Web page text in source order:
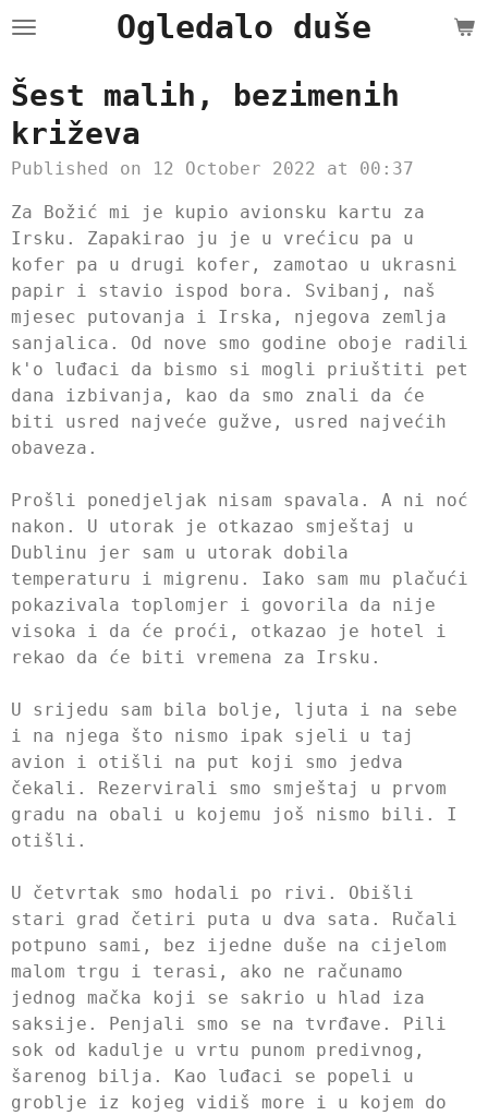
Skip
main
content
Ogledalo duše
Šest malih, bezimenih
križeva
Published on 12 October 2022 at 00:37
Za Božić mi je kupio avionsku kartu za
Irsku. Zapakirao ju je u vrećicu pa u
kofer pa u drugi kofer, zamotao u ukrasni
papir i stavio ispod bora. Svibanj, naš
mjesec putovanja i Irska, njegova zemlja
sanjalica. Od nove smo godine oboje radili
k'o luđaci da bismo si mogli priuštiti pet
dana izbivanja, kao da smo znali da će
biti usred najveće gužve, usred najvećih
obaveza.
Prošli ponedjeljak nisam spavala. A ni noć
nakon. U utorak je otkazao smještaj u
Dublinu jer sam u utorak dobila
temperaturu i migrenu. Iako sam mu plačući
pokazivala toplomjer i govorila da nije
visoka i da će proći, otkazao je hotel i
rekao da će biti vremena za Irsku.
U srijedu sam bila bolje, ljuta i na sebe
i na njega što nismo ipak sjeli u taj
avion i otišli na put koji smo jedva
čekali. Rezervirali smo smještaj u prvom
gradu na obali u kojemu još nismo bili. I
otišli.
U četvrtak smo hodali po rivi. Obišli
stari grad četiri puta u dva sata. Ručali
potpuno sami, bez ijedne duše na cijelom
malom trgu i terasi, ako ne računamo
jednog mačka koji se sakrio u hlad iza
saksije. Penjali smo se na tvrđave. Pili
sok od kadulje u vrtu punom predivnog,
šarenog bilja. Kao luđaci se popeli u
groblje iz kojeg vidiš more i u kojem do